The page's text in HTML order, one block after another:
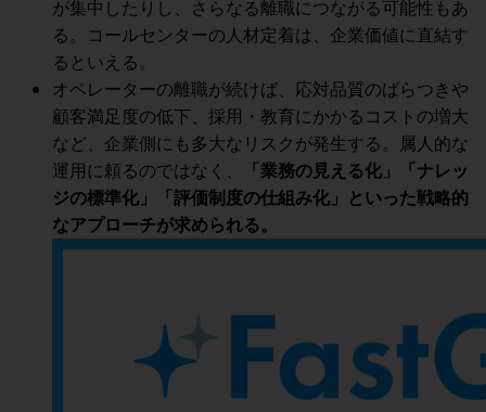
が集中したりし、さらなる離職につながる可能性もあ
る。コールセンターの人材定着は、企業価値に直結す
るといえる。
オペレーターの離職が続けば、応対品質のばらつきや
顧客満足度の低下、採用・教育にかかるコストの増大
など、企業側にも多大なリスクが発生する。属人的な
運用に頼るのではなく、
「業務の見える化」「ナレッ
ジの標準化」「評価制度の仕組み化」といった戦略的
なアプローチが求められる。